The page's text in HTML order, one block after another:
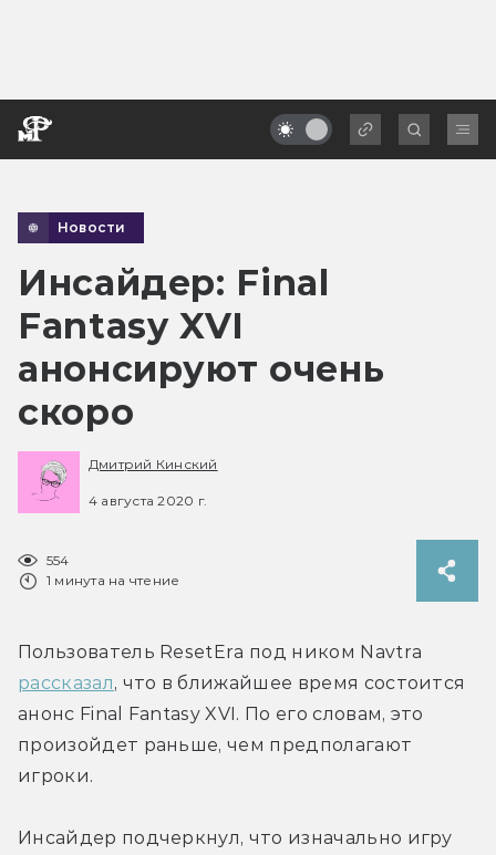
Новости
Инсайдер: Final
Fantasy XVI
анонсируют очень
скоро
Дмитрий Кинский
4 августа 2020 г.
554
1 минута на чтение
рассказал, что в ближайшее время состоится
анонс Final Fantasy XVI. По его словам, это
произойдет раньше, чем предполагают
игроки.
Инсайдер подчеркнул, что изначально игру